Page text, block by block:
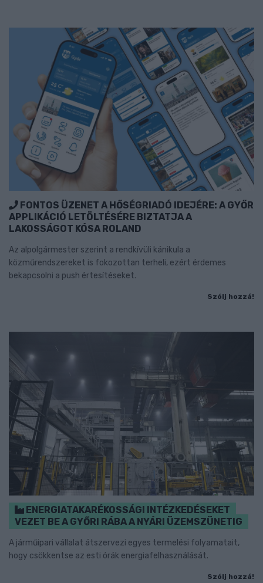
FONTOS ÜZENET A HŐSÉGRIADÓ IDEJÉRE: A GYŐR
APPLIKÁCIÓ LETÖLTÉSÉRE BIZTATJA A
LAKOSSÁGOT KÓSA ROLAND
Az alpolgármester szerint a rendkívüli kánikula a
közműrendszereket is fokozottan terheli, ezért érdemes
bekapcsolni a push értesítéseket.
Szólj hozzá!
ENERGIATAKARÉKOSSÁGI INTÉZKEDÉSEKET
VEZET BE A GYŐRI RÁBA A NYÁRI ÜZEMSZÜNETIG
A járműipari vállalat átszervezi egyes termelési folyamatait,
hogy csökkentse az esti órák energiafelhasználását.
Szólj hozzá!